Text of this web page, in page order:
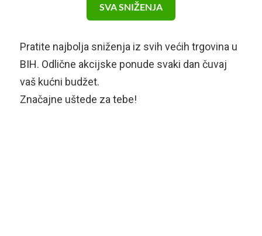
SVA SNIŽENJA
Pratite najbolja sniženja iz svih većih trgovina u
BIH. Odlične akcijske ponude svaki dan čuvaj
vaš kućni budžet.
Značajne uštede za tebe!